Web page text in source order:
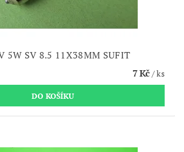
5W SV 8.5 11X38MM SUFIT
7 Kč/ ks